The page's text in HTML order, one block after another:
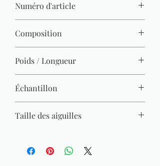
Numéro d'article
Composition
Poids / Longueur
Échantillon
Taille des aiguilles